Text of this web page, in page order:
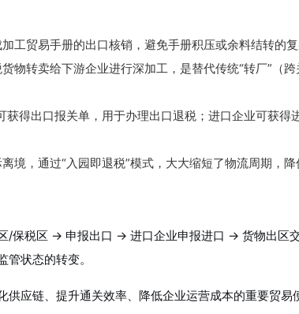
工贸易手册的出口核销，避免手册积压或余料结转的复
物转卖给下游企业进行深加工，是替代传统“转厂”（
获得出口报关单，用于办理出口退税；进口企业可获得
境，通过“入园即退税”模式，大大缩短了物流周期，降
/保税区 → 申报出口 → 进口企业申报进口 → 货物出区
状态的转变。
应链、提升通关效率、降低企业运营成本的重要贸易